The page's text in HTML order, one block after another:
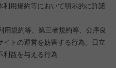
利用規約等において明示的に許諾
用規約等、第三者規約等、公序良
トの運営を妨害する行為、日立
利益を与える行為